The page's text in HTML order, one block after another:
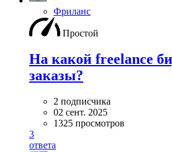
Фриланс
Простой
На какой freelance
заказы?
2 подписчика
02 сент. 2025
1325 просмотров
3
ответа